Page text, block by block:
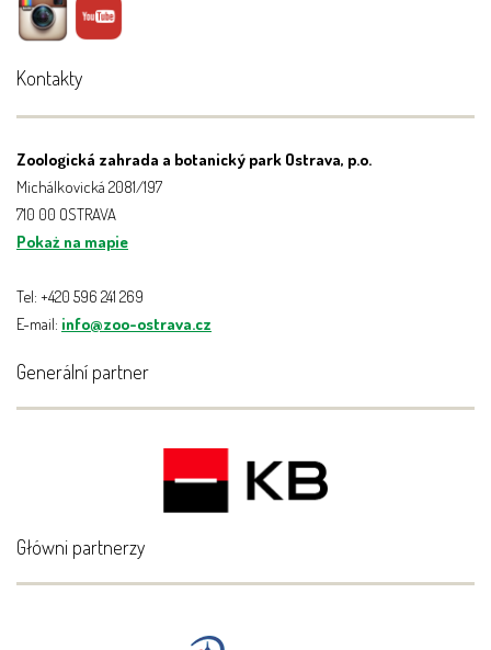
Kontakty
Zoologická zahrada a botanický park Ostrava, p.o.
Michálkovická 2081/197
710 00 OSTRAVA
Pokaż na mapie
Tel: +420 596 241 269
E-mail: info@zoo-ostrava.cz
Generální partner
Główni partnerzy